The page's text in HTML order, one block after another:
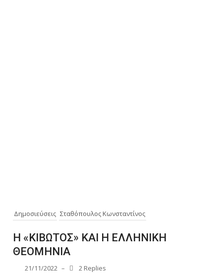
Δημοσιεύσεις Σταθόπουλος Κωνσταντίνος
Η «ΚΙΒΩΤΟΣ» ΚΑΙ Η ΕΛΛΗΝΙΚΗ
ΘΕΟΜΗΝΙΑ
21/11/2022 – 2 Replies